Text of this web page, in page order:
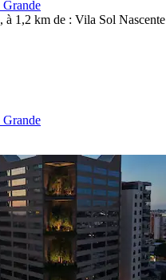
Grande
à 1,2 km de : Vila Sol Nascente
Grande